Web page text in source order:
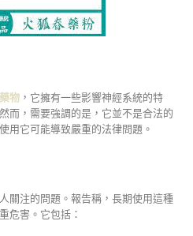
物 ，它擁有一些影響神經系統的特
而，需要強調的是，它並不是合法的
用它可能導致嚴重的法律問題。
關注的問題。報告稱，長期使用這種
危害。它包括：